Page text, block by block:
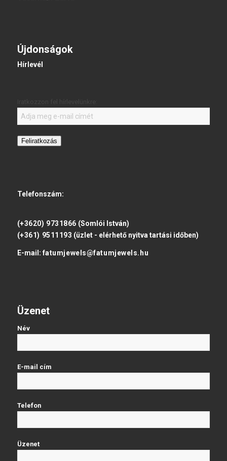
Újdonságok
Hírlevél
Feliratkozás
Telefonszám:
(+3620) 9731866 (Somlói István)
(+361) 9511193 (üzlet - elérhető nyitva tartási időben)
E-mail: fatumjewels@fatumjewels.hu
Üzenet
Név
E-mail cím
Telefon
Üzenet